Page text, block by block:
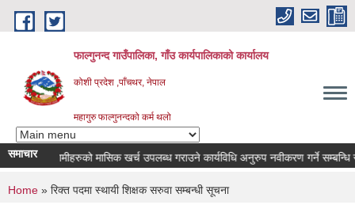
Skip to main content
फाल्गुनन्द गाउँपालिका, गाँउ कार्यपालिकाको कार्यालय
कोशी प्रदेश ,पाँचथर, नेपाल
महागुरु फाल्गुनन्दको कर्म थलो
समाचार
रोगका विरामीहरुको मासिक खर्च उपलब्ध गराउने कार्यविधि अनुरुप नवीकरण गर्ने सम्बन्धि
You are here
Home » रिक्त पदमा स्थायी शिक्षक सरुवा सम्बन्धी सूचना